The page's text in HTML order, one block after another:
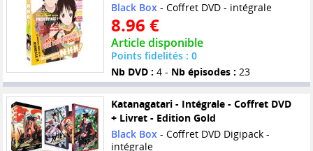
Black Box- Coffret DVD - intégrale
8.96 €
Article disponible
Points fidelités : 0
Nb DVD : 4 - Nb épisodes : 23
Katanagatari - Intégrale - Coffret DVD
+ Livret - Edition Gold
Black Box- Coffret DVD Digipack -
intégrale